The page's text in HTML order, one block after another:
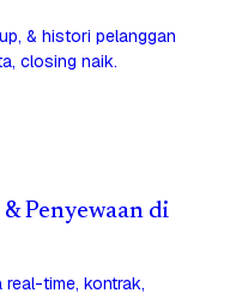
& histori pelanggan
closing naik.
Penyewaan di
real-time, kontrak,